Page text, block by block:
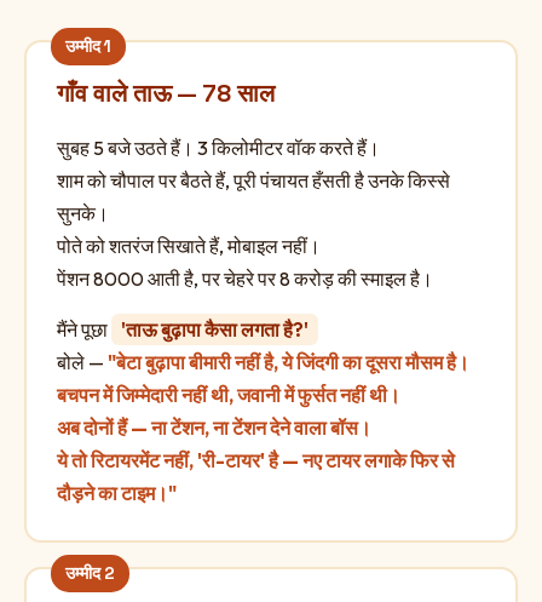
गाँव वाले ताऊ — 78 साल
सुबह 5 बजे उठते हैं। 3 किलोमीटर वॉक करते हैं।
शाम को चौपाल पर बैठते हैं, पूरी पंचायत हँसती है उनके किस्से
सुनके।
पोते को शतरंज सिखाते हैं, मोबाइल नहीं।
पेंशन 8000 आती है, पर चेहरे पर 8 करोड़ की स्माइल है।
मैंने पूछा 'ताऊ बुढ़ापा कैसा लगता है?'
बोले — "बेटा बुढ़ापा बीमारी नहीं है, ये जिंदगी का दूसरा मौसम है।
बचपन में जिम्मेदारी नहीं थी, जवानी में फुर्सत नहीं थी।
अब दोनों हैं — ना टेंशन, ना टेंशन देने वाला बॉस।
ये तो रिटायरमेंट नहीं, 'री-टायर' है — नए टायर लगाके फिर से
दौड़ने का टाइम।"